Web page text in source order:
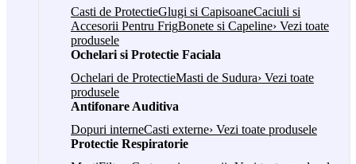
Casti de ProtectieGlugi si CapisoaneCaciuli si
Accesorii Pentru FrigBonete si Capeline› Vezi toate
produsele
Ochelari si Protectie Faciala
Ochelari de ProtectieMasti de Sudura› Vezi toate
produsele
Antifonare Auditiva
Dopuri interneCasti externe› Vezi toate produsele
Protectie Respiratorie